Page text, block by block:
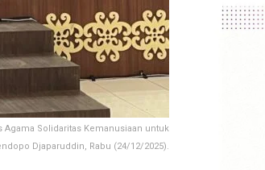
Solidaritas Kemanusiaan untuk
Djaparuddin, Rabu (24/12/2025).